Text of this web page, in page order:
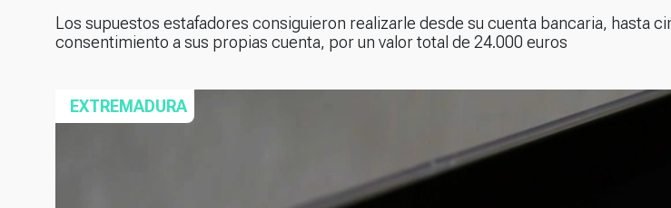
Los supuestos estafadores consiguieron realizarle desde su cuenta bancaria, hasta
consentimiento a sus propias cuenta, por un valor total de 24.000 euros
EXTREMADURA